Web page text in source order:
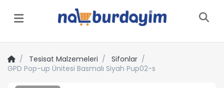
Menü
Tesisat Malzemeleri
Sifonlar
GPD Pop-up Ünitesi Basmalı Siyah Pup02-s